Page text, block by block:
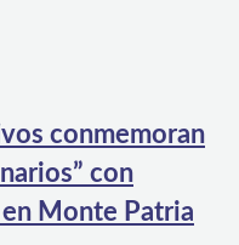
conmemoran
con
Monte Patria